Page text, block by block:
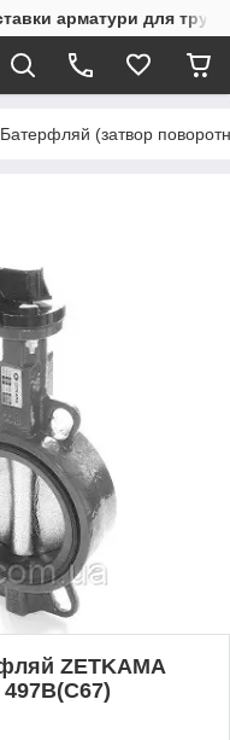
арматури для
(затвор
ZETKAMA